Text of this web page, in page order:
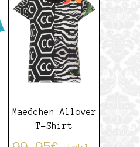
5
Maedchen Allover
T-Shirt